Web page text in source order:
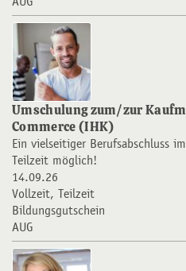
Umschulung zum/zur
Commerce (IHK)
Ein vielseitiger Berufsabschluss
Teilzeit möglich!
14.09.26
Vollzeit, Teilzeit
Bildungsgutschein
AUG